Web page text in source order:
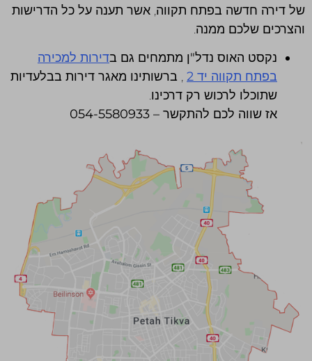
של דירה חדשה בפתח תקווה, אשר תענה על כל הדרישות
והצרכים שלכם ממנה.
נקסט האוס נדל"ן מתמחים גם בדירות למכירה
בפתח תקווה יד 2
, ברשותינו מאגר דירות בבלעדיות
שתוכלו לרכוש רק דרכינו.
אז שווה לכם להתקשר – 054-5580933